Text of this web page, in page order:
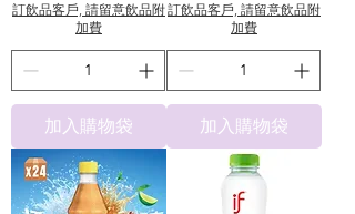
訂飲品客戶, 請留意飲品附
加費
加入購物袋
訂飲品客戶, 請留意飲品附
加費
加入購物袋